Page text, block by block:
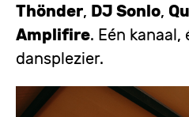
Thönder, DJ Sonlo,
Amplifire. Eén kanaal,
dansplezier.